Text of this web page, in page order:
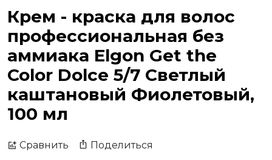
Крем - краска для волос
профессиональная без
аммиака Elgon Get the
Color Dolce 5/7 Светлый
каштановый Фиолетовый,
100 мл
Сравнить Поделиться